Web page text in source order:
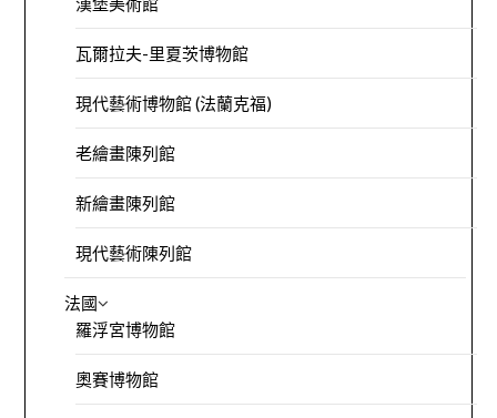
瓦爾拉夫-里夏茨博物館
現代藝術博物館 (法蘭克福)
老繪畫陳列館
新繪畫陳列館
現代藝術陳列館
法國
羅浮宮博物館
奧賽博物館